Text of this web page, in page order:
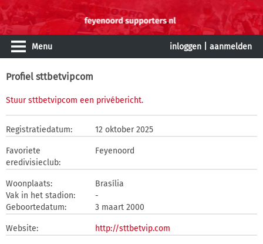
Menu inloggen aanmelden
Profiel sttbetvipcom
Stuur sttbetvipcom een privébericht.
Registratiedatum: 12 oktober 2025
Favoriete
eredivisieclub:
Feyenoord
Woonplaats:
Brasília
Vak in het stadion:
-
Geboortedatum:
3 maart 2000
Website: http://sttbetvip.com